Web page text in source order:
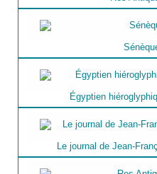
Égyptien
Le journal de Jean-